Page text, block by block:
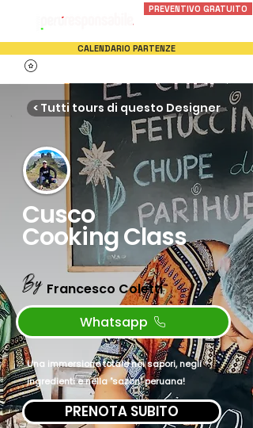
PREVENTIVO GRATUITO
CALENDARIO PARTENZE
< Tutti tours di questo Designer
Cusco
Cooking Class
Francesco Coletti
By
Whatsapp
Una immersione totale nei sapori, negli
ingredienti e nella "sazon" peruana!
PRENOTA SUBITO